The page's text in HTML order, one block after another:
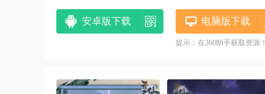
安卓版下载 电脑版下载
提示：在360助手获取资源！